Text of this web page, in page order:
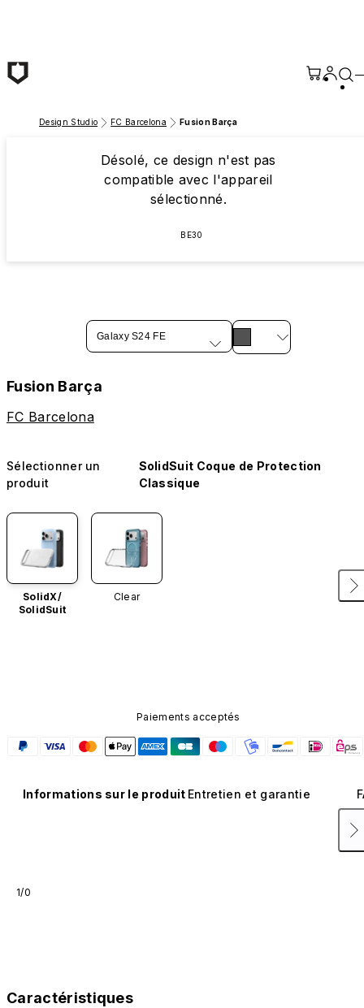
Design Studio FC Barcelona Fusion Barça
Désolé, ce design n'est pas
compatible avec l'appareil
sélectionné.
BE30
Galaxy S24 FE
Fusion Barça
FC Barcelona
Sélectionner un
produit
SolidSuit Coque de Protection
Classique
SolidX/
SolidSuit
Clear
Paiements acceptés
Informations sur le produit Entretien et garantie
1/0
Caractéristiques